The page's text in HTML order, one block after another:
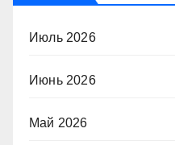
Июль 2026
Июнь 2026
Май 2026